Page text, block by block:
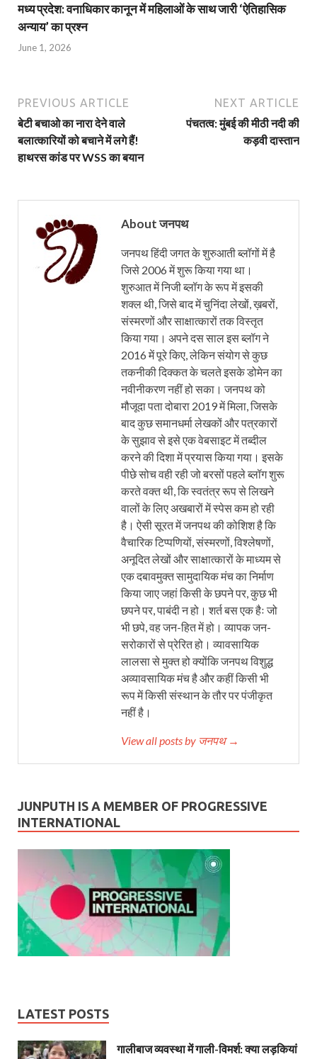
मध्य प्रदेश: वनाधिकार कानून में महिलाओं के साथ जारी ‘ऐतिहासिक
अन्याय’ का प्रश्न
June 1, 2026
PREVIOUS ARTICLE
बेटी बचाओ का नारा देने वाले
बलात्कारियों को बचाने में लगे हैं!
हाथरस कांड पर WSS का बयान
NEXT ARTICLE
पंचतत्व: मुंबई की मीठी नदी की
कड़वी दास्तान
About जनपथ
जनपथ हिंदी जगत के शुरुआती ब्लॉगों में है
जिसे 2006 में शुरू किया गया था।
शुरुआत में निजी ब्लॉग के रूप में इसकी
शक्ल थी, जिसे बाद में चुनिंदा लेखों, ख़बरों,
संस्मरणों और साक्षात्कारों तक विस्तृत
किया गया। अपने दस साल इस ब्लॉग ने
2016 में पूरे किए, लेकिन संयोग से कुछ
तकनीकी दिक्कत के चलते इसके डोमेन का
नवीनीकरण नहीं हो सका। जनपथ को
मौजूदा पता दोबारा 2019 में मिला, जिसके
बाद कुछ समानधर्मा लेखकों और पत्रकारों
के सुझाव से इसे एक वेबसाइट में तब्दील
करने की दिशा में प्रयास किया गया। इसके
पीछे सोच वही रही जो बरसों पहले ब्लॉग शुरू
करते वक्त थी, कि स्वतंत्र रूप से लिखने
वालों के लिए अखबारों में स्पेस कम हो रही
है। ऐसी सूरत में जनपथ की कोशिश है कि
वैचारिक टिप्पणियों, संस्मरणों, विश्लेषणों,
अनूदित लेखों और साक्षात्कारों के माध्यम से
एक दबावमुक्त सामुदायिक मंच का निर्माण
किया जाए जहां किसी के छपने पर, कुछ भी
छपने पर, पाबंदी न हो। शर्त बस एक हैः जो
भी छपे, वह जन-हित में हो। व्यापक जन-
सरोकारों से प्रेरित हो। व्यावसायिक
लालसा से मुक्त हो क्योंकि जनपथ विशुद्ध
अव्यावसायिक मंच है और कहीं किसी भी
रूप में किसी संस्थान के तौर पर पंजीकृत
नहीं है।
View all posts by जनपथ →
JUNPUTH IS A MEMBER OF PROGRESSIVE
INTERNATIONAL
LATEST POSTS
गालीबाज व्‍यवस्‍था में गाली-विमर्श: क्या लड़कियां